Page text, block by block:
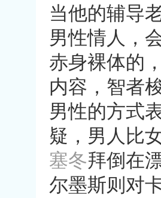
当他的辅导
男性情人，
赤身裸体的
内容，智者
男性的方式
疑，男人比
塞冬拜倒在
尔墨斯则对